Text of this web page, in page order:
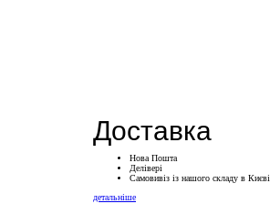
Доставка
Нова Пошта
Делівері
Самовивіз із нашого складу в Києві
детальніше